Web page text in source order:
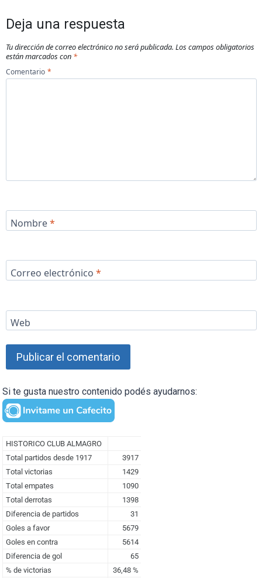
Deja una respuesta
Tu dirección de correo electrónico no será publicada. Los campos obligatorios
están marcados con *
Comentario *
Nombre*
Correo electrónico *
Web
Si te gusta nuestro contenido podés ayudarnos: